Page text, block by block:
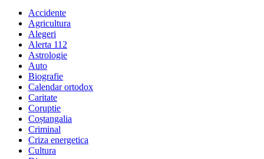
Accidente
Agricultura
Alegeri
Alerta 112
Astrologie
Auto
Biografie
Calendar ortodox
Caritate
Coruptie
Coștangalia
Criminal
Criza energetica
Cultura